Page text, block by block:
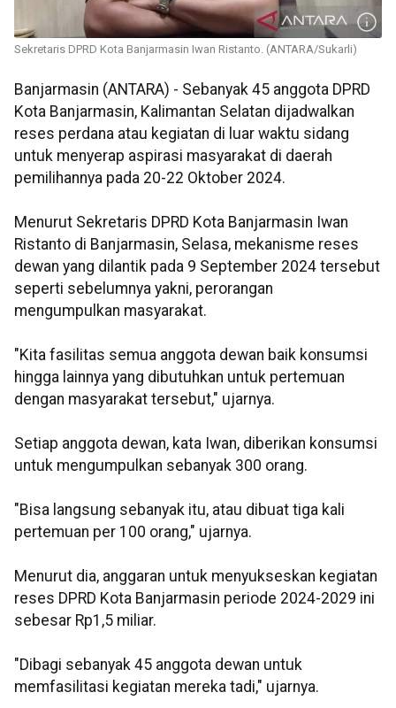
Sekretaris DPRD Kota Banjarmasin Iwan Ristanto. (ANTARA/Sukarli)
Banjarmasin (ANTARA) - Sebanyak 45 anggota DPRD
Kota Banjarmasin, Kalimantan Selatan dijadwalkan
reses perdana atau kegiatan di luar waktu sidang
untuk menyerap aspirasi masyarakat di daerah
pemilihannya pada 20-22 Oktober 2024.
Menurut Sekretaris DPRD Kota Banjarmasin Iwan
Ristanto di Banjarmasin, Selasa, mekanisme reses
dewan yang dilantik pada 9 September 2024 tersebut
seperti sebelumnya yakni, perorangan
mengumpulkan masyarakat.
"Kita fasilitas semua anggota dewan baik konsumsi
hingga lainnya yang dibutuhkan untuk pertemuan
dengan masyarakat tersebut," ujarnya.
Setiap anggota dewan, kata Iwan, diberikan konsumsi
untuk mengumpulkan sebanyak 300 orang.
"Bisa langsung sebanyak itu, atau dibuat tiga kali
pertemuan per 100 orang," ujarnya.
Menurut dia, anggaran untuk menyukseskan kegiatan
reses DPRD Kota Banjarmasin periode 2024-2029 ini
sebesar Rp1,5 miliar.
"Dibagi sebanyak 45 anggota dewan untuk
memfasilitasi kegiatan mereka tadi," ujarnya.